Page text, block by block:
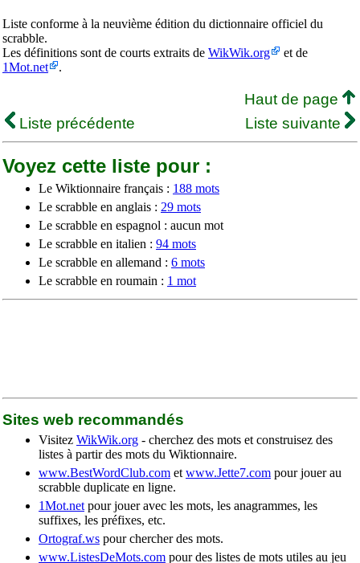
Liste conforme à la neuvième édition du dictionnaire officiel du
scrabble.
Les définitions sont de courts extraits de WikWik.org
et de
1Mot.net
.
Haut de page
Liste précédente
Liste suivante
Voyez cette liste pour :
Le Wiktionnaire français : 188 mots
Le scrabble en anglais : 29 mots
Le scrabble en espagnol : aucun mot
Le scrabble en italien : 94 mots
Le scrabble en allemand : 6 mots
Le scrabble en roumain : 1 mot
Sites web recommandés
Visitez WikWik.org - cherchez des mots et construisez des
listes à partir des mots du Wiktionnaire.
www.BestWordClub.com et www.Jette7.com pour jouer au
scrabble duplicate en ligne.
1Mot.net pour jouer avec les mots, les anagrammes, les
suffixes, les préfixes, etc.
Ortograf.ws pour chercher des mots.
www.ListesDeMots.com pour des listes de mots utiles au jeu